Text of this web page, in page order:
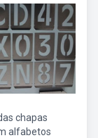
chapas
alfabetos